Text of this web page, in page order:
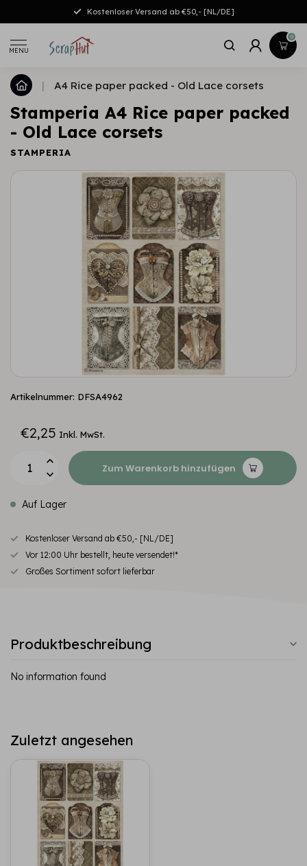
Kostenloser Versand ab €50,- [NL/DE]
MENU
0
| A4 Rice paper packed - Old Lace corsets
Stamperia A4 Rice paper packed
- Old Lace corsets
STAMPERIA
Artikelnummer: DFSA4962
€2,25 Inkl. MwSt.
Zum Warenkorb hinzufügen
Auf Lager
Kostenloser Versand ab €50,- [NL/DE]
Vor 12:00 Uhr bestellt, heute versendet!*
Großes Sortiment sofort lieferbar
Produktbeschreibung
No information found
Zuletzt angesehen